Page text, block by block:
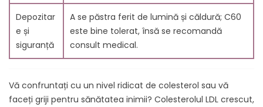
gestionarea diabetului?
18.6. 6. Cum este utilizat C60 pentru beneficiile
asupra pielii?
18.7. Referințe
Depozitar
e și
siguranță
A se păstra ferit de lumină și căldură; C60
este bine tolerat, însă se recomandă
consult medical.
Vă confruntați cu un nivel ridicat de colesterol sau vă
faceți griji pentru sănătatea inimii? Colesterolul LDL crescut,